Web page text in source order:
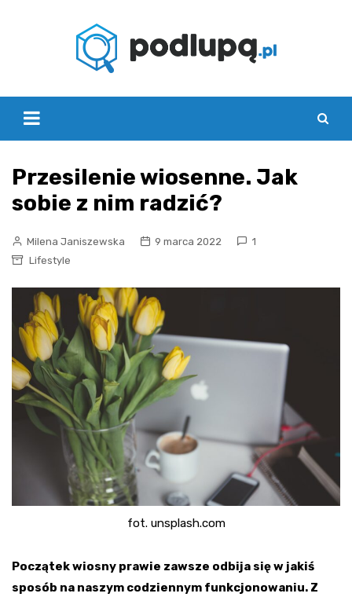
Przesilenie wiosenne. Jak
sobie z nim radzić?
Milena Janiszewska 9 marca 2022
1
Lifestyle
fot. unsplash.com
Początek wiosny prawie zawsze odbija się w jakiś
sposób na naszym codziennym funkcjonowaniu. Z